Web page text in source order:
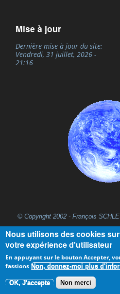
Mise à jour
Dernière mise à jour du site:
Vendredi, 31 juillet, 2026 -
21:16
© Copyright 2002 - François
Nous utilisons des cookies
votre expérience d'utilisateur
En appuyant sur le bouton Accepter,
fassions Non, donnez-moi plus
OK, J'accepte Non merci